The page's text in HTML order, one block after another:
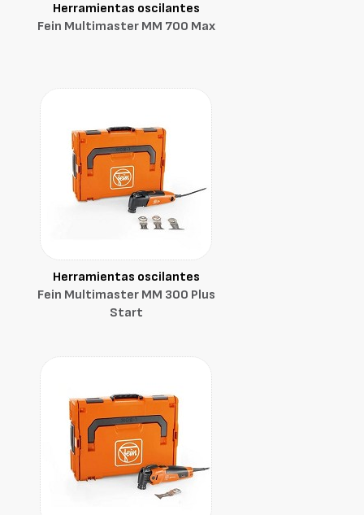
Herramientas oscilantes
Fein Multimaster MM 700 Max
Herramientas oscilantes
Fein Multimaster MM 300 Plus
Start